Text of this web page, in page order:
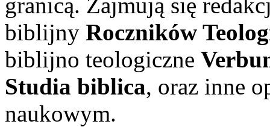
biblijny Roczników
biblijno­ teologiczne
Studia biblica, oraz inne
naukowym.